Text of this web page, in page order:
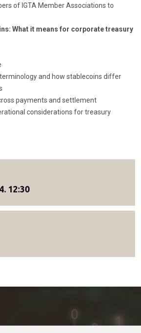
of IGTA Member Associations to
What it means for corporate treasury
and how stablecoins differ
payments and settlement
considerations for treasury
12:30